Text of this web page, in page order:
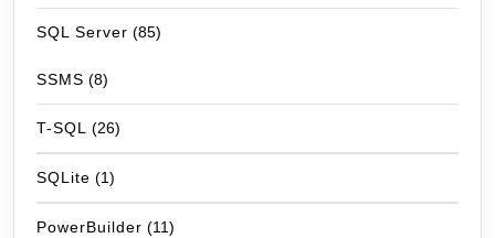
SQL Server (85)
SSMS (8)
T-SQL (26)
SQLite (1)
PowerBuilder (11)